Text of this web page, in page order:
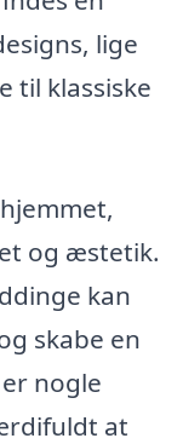
lige
til klassiske
og æstetik.
kan
skabe en
nogle
at